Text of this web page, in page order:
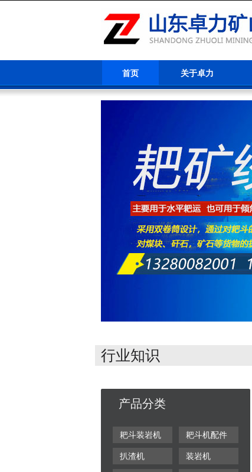
首页 关于卓力
行业知识
产品分类
耙斗装岩机 耙斗机配件
扒渣机 装岩机